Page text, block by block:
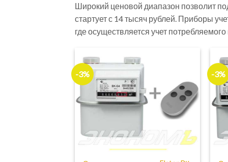
Широкий ценовой диапазон позволит
стартует с 14 тысяч рублей. Приборы
где осуществляется учет потребляемого
-3% -3%